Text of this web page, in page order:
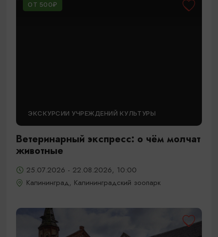
ОТ 500₽
ЭКСКУРСИИ УЧРЕЖДЕНИЙ КУЛЬТУРЫ
Ветеринарный экспресс: о чём молчат
животные
25.07.2026 - 22.08.2026, 10:00
Калининград, Калининградский зоопарк